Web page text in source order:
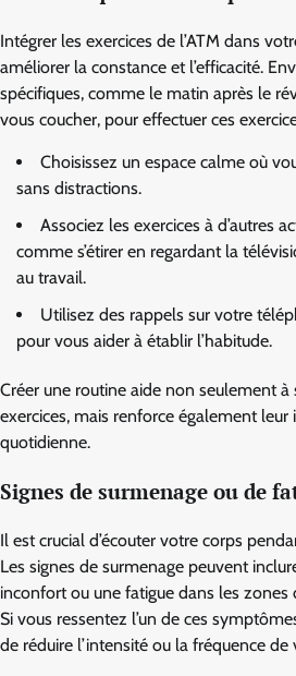
Intégrer les exercices de l’ATM dans
améliorer la constance et l’efficacité.
spécifiques, comme le matin après le
vous coucher, pour effectuer ces
Choisissez un espace calme où
sans distractions.
Associez les exercices à d’autres
comme s’étirer en regardant la
au travail.
Utilisez des rappels sur votre
pour vous aider à établir l’habitude.
Créer une routine aide non seulement à
exercices, mais renforce également
quotidienne.
Signes de surmenage ou de
Il est crucial d’écouter votre corps
Les signes de surmenage peuvent
inconfort ou une fatigue dans les zones
Si vous ressentez l’un de ces
de réduire l’intensité ou la fréquence de